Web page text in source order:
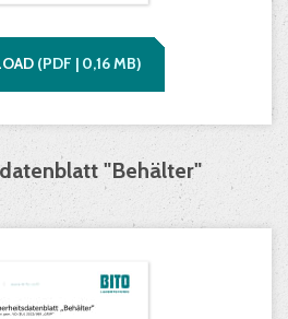
(PDF | 0,16MB)
"Behälter"